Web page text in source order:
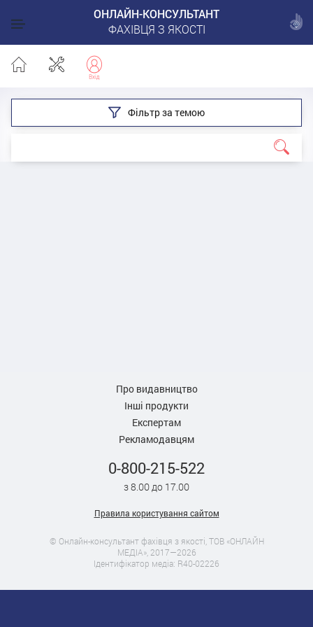
ОНЛАЙН-КОНСУЛЬТАНТ
ФАХІВЦЯ З ЯКОСТІ
Фільтр за темою
Про видавництво
Інші продукти
Експертам
Рекламодавцям
0-800-215-522
з 8.00 до 17.00
Правила користування сайтом
© Онлайн-консультант фахівця з якості, ТОВ «ОНЛАЙН
МЕДІА», 2017—2026
Ідентифікатор медіа: R40-02226